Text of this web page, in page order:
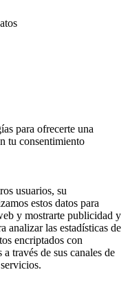
para ofrecerte una
tu consentimiento
usuarios, su
estos datos para
y mostrarte publicidad y
analizar las estadísticas de
encriptados con
través de sus canales de